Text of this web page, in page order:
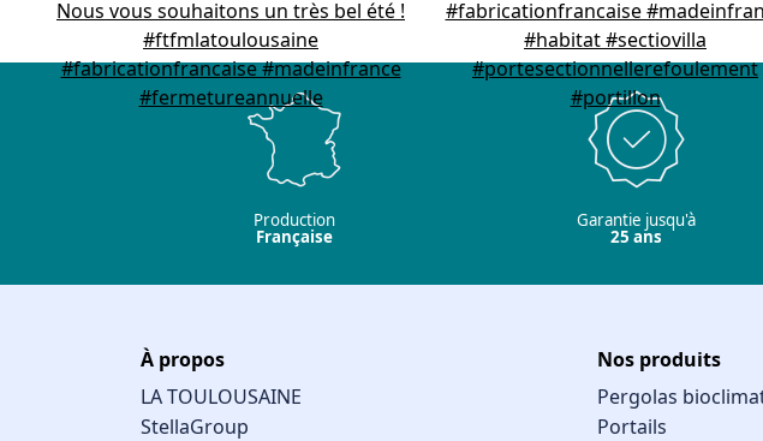
Production
Française
Garantie jusqu'à
25 ans
À propos
LA TOULOUSAINE
StellaGroup
Nos produits
Pergolas
Portails